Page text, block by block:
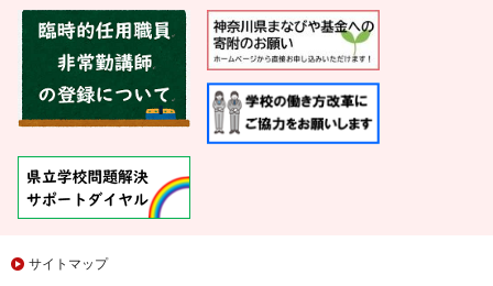
サイトマップ